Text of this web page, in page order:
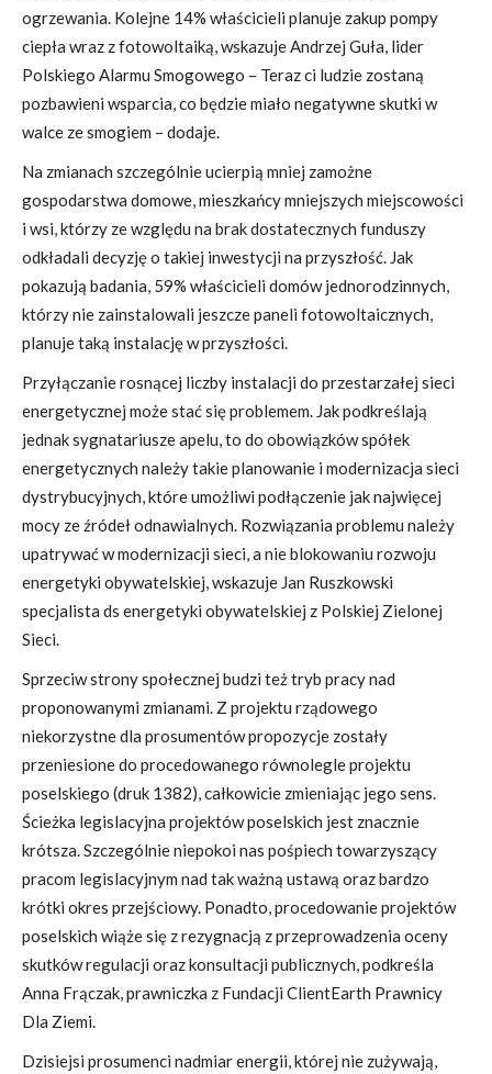
ogrzewania. Kolejne 14% właścicieli planuje zakup pompy
ciepła wraz z fotowoltaiką, wskazuje Andrzej Guła, lider
Polskiego Alarmu Smogowego – Teraz ci ludzie zostaną
pozbawieni wsparcia, co będzie miało negatywne skutki w
walce ze smogiem – dodaje.
Na zmianach szczególnie ucierpią mniej zamożne
gospodarstwa domowe, mieszkańcy mniejszych miejscowości
i wsi, którzy ze względu na brak dostatecznych funduszy
odkładali decyzję o takiej inwestycji na przyszłość. Jak
pokazują badania, 59% właścicieli domów jednorodzinnych,
którzy nie zainstalowali jeszcze paneli fotowoltaicznych,
planuje taką instalację w przyszłości.
Przyłączanie rosnącej liczby instalacji do przestarzałej sieci
energetycznej może stać się problemem. Jak podkreślają
jednak sygnatariusze apelu, to do obowiązków spółek
energetycznych należy takie planowanie i modernizacja sieci
dystrybucyjnych, które umożliwi podłączenie jak najwięcej
mocy ze źródeł odnawialnych. Rozwiązania problemu należy
upatrywać w modernizacji sieci, a nie blokowaniu rozwoju
energetyki obywatelskiej, wskazuje Jan Ruszkowski
specjalista ds energetyki obywatelskiej z Polskiej Zielonej
Sieci.
Sprzeciw strony społecznej budzi też tryb pracy nad
proponowanymi zmianami. Z projektu rządowego
niekorzystne dla prosumentów propozycje zostały
przeniesione do procedowanego równolegle projektu
poselskiego (druk 1382), całkowicie zmieniając jego sens.
Ścieżka legislacyjna projektów poselskich jest znacznie
krótsza. Szczególnie niepokoi nas pośpiech towarzyszący
pracom legislacyjnym nad tak ważną ustawą oraz bardzo
krótki okres przejściowy. Ponadto, procedowanie projektów
poselskich wiąże się z rezygnacją z przeprowadzenia oceny
skutków regulacji oraz konsultacji publicznych, podkreśla
Anna Frączak, prawniczka z Fundacji ClientEarth Prawnicy
Dla Ziemi.
Dzisiejsi prosumenci nadmiar energii, której nie zużywają,